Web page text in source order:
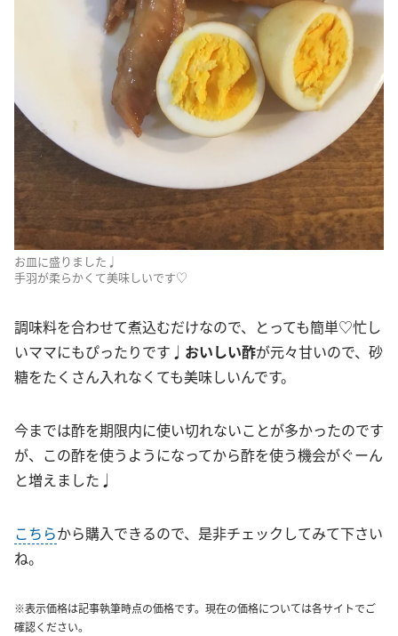
お皿に盛りました♩
手羽が柔らかくて美味しいです♡
調味料を合わせて煮込むだけなので、とっても簡単♡忙し
いママにもぴったりです♩ おいしい酢が元々甘いので、砂
糖をたくさん入れなくても美味しいんです。
今までは酢を期限内に使い切れないことが多かったのです
が、この酢を使うようになってから酢を使う機会がぐーん
と増えました♩
こちらから購入できるので、是非チェックしてみて下さい
ね。
※表示価格は記事執筆時点の価格です。現在の価格については各サイトでご
確認ください。